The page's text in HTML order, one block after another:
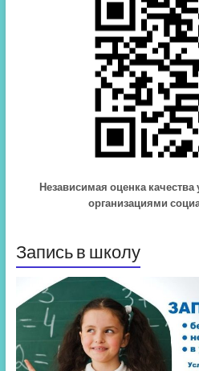
Независимая оценка качества
организациями
Запись в школу